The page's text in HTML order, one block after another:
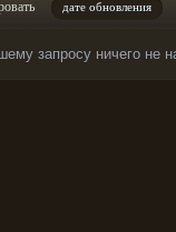
дате обновления
запросу ничего не